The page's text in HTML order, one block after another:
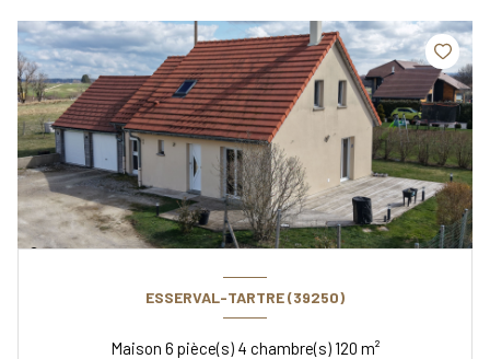
ESSERVAL-TARTRE (39250)
Maison 6 pièce(s) 4 chambre(s) 120 m²